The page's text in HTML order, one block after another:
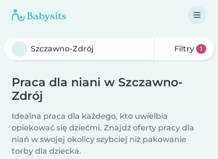
Filtry 1
Praca dla niani w Szczawno-
Zdrój
Idealna praca dla każdego, kto uwielbia
opiekować się dziećmi. Znajdź oferty pracy dla
niań w swojej okolicy szybciej niż pakowanie
torby dla dziecka.